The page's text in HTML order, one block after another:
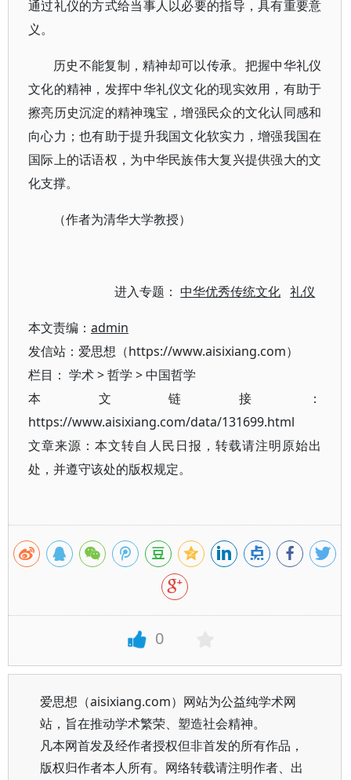
通过礼仪的方式给当事人以必要的指导，具有重要意
义。
历史不能复制，精神却可以传承。把握中华礼仪
文化的精神，发挥中华礼仪文化的现实效用，有助于
擦亮历史沉淀的精神瑰宝，增强民众的文化认同感和
向心力；也有助于提升我国文化软实力，增强我国在
国际上的话语权，为中华民族伟大复兴提供强大的文
化支撑。
（作者为清华大学教授）
进入专题：中华优秀传统文化 礼仪
本文责编： admin
发信站：爱思想（https://www.aisixiang.com）
栏目： 学术>哲学 >中国哲学
本文链接：
https://www.aisixiang.com/data/131699.html
文章来源：本文转自人民日报，转载请注明原始出
处，并遵守该处的版权规定。
0
爱思想（aisixiang.com）网站为公益纯学术网
站，旨在推动学术繁荣、塑造社会精神。
凡本网首发及经作者授权但非首发的所有作品，
版权归作者本人所有。网络转载请注明作者、出